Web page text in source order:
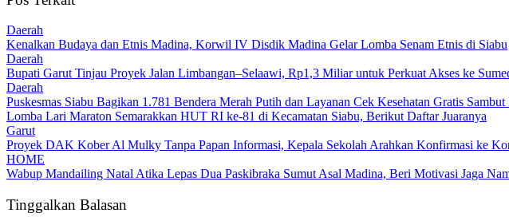
Daerah
Kenalkan Budaya dan Etnis Madina, Korwil IV Disdik Madina Gelar Lomba Senam Etnis di Siabu
Daerah
Bupati Garut Tinjau Proyek Jalan Limbangan–Selaawi, Rp1,3 Miliar untuk Perkuat Akses ke
Daerah
Puskesmas Siabu Bagikan 1.781 Bendera Merah Putih dan Layanan Cek Kesehatan Gratis
Lomba Lari Maraton Semarakkan HUT RI ke-81 di Kecamatan Siabu, Berikut Daftar Juaranya
Garut
Proyek DAK Kober Al Mulky Tanpa Papan Informasi, Kepala Sekolah Arahkan Konfirmasi ke
HOME
Wabup Mandailing Natal Atika Lepas Dua Paskibraka Sumut Asal Madina, Beri Motivasi Jaga
Tinggalkan Balasan